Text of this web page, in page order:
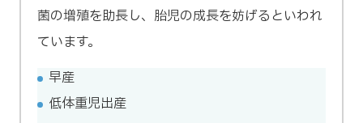
菌の増殖を助長し、胎児の成長を妨げるといわれ
ています。
早産
低体重児出産